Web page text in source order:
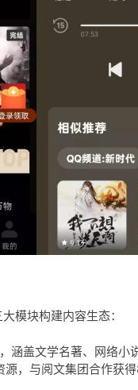
模块构建内容生态：
涵盖文学名著、网络小
，与阅文集团合作获